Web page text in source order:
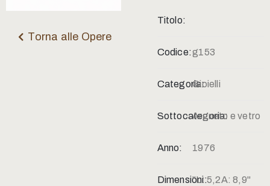
Torna alle Opere
Titolo:
Codice:g153
Categoria:Gioielli
Sottocategoria:Argneto e vetro
Anno: 1976
Dimensioni:"L: 5,2A: 8,9"